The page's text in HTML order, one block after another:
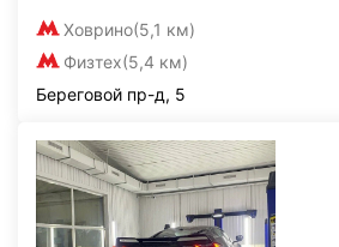
Ховрино(5,1 км)
Физтех(5,4 км)
Береговой пр-д, 5